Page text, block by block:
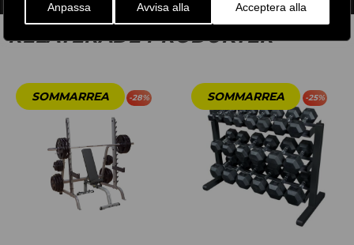
Anpassa Avvisa alla Acceptera alla
RELATERADE PRODUKTER
-28% -25%